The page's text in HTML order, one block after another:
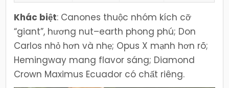
Khác biệt: Canones thuộc nhóm kích cỡ
“giant”, hương nut–earth phong phú; Don
Carlos nhỏ hơn và nhẹ; Opus X mạnh hơn rõ;
Hemingway mang flavor sáng; Diamond
Crown Maximus Ecuador có chất riêng.